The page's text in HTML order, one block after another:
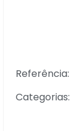
Referência:
Categorias: